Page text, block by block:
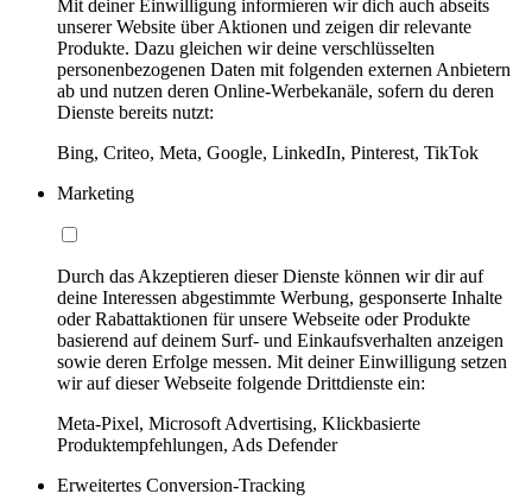
Mit deiner Einwilligung informieren wir dich auch abseits
unserer Website über Aktionen und zeigen dir relevante
Produkte. Dazu gleichen wir deine verschlüsselten
personenbezogenen Daten mit folgenden externen Anbietern
ab und nutzen deren Online-Werbekanäle, sofern du deren
Dienste bereits nutzt:
Bing, Criteo, Meta, Google, LinkedIn, Pinterest, TikTok
Marketing
Durch das Akzeptieren dieser Dienste können wir dir auf
deine Interessen abgestimmte Werbung, gesponserte Inhalte
oder Rabattaktionen für unsere Webseite oder Produkte
basierend auf deinem Surf- und Einkaufsverhalten anzeigen
sowie deren Erfolge messen. Mit deiner Einwilligung setzen
wir auf dieser Webseite folgende Drittdienste ein:
Meta-Pixel, Microsoft Advertising, Klickbasierte
Produktempfehlungen, Ads Defender
Erweitertes Conversion-Tracking